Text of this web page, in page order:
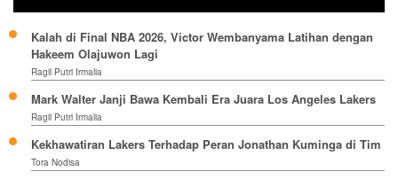
Kalah di Final NBA 2026, Victor Wembanyama Latihan dengan
Hakeem Olajuwon Lagi
Ragil Putri Irmalia
Mark Walter Janji Bawa Kembali Era Juara Los Angeles Lakers
Ragil Putri Irmalia
Kekhawatiran Lakers Terhadap Peran Jonathan Kuminga di Tim
Tora Nodisa